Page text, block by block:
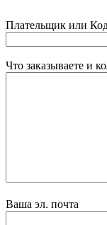
Плательщик или
Что заказываете и
Ваша эл. почта